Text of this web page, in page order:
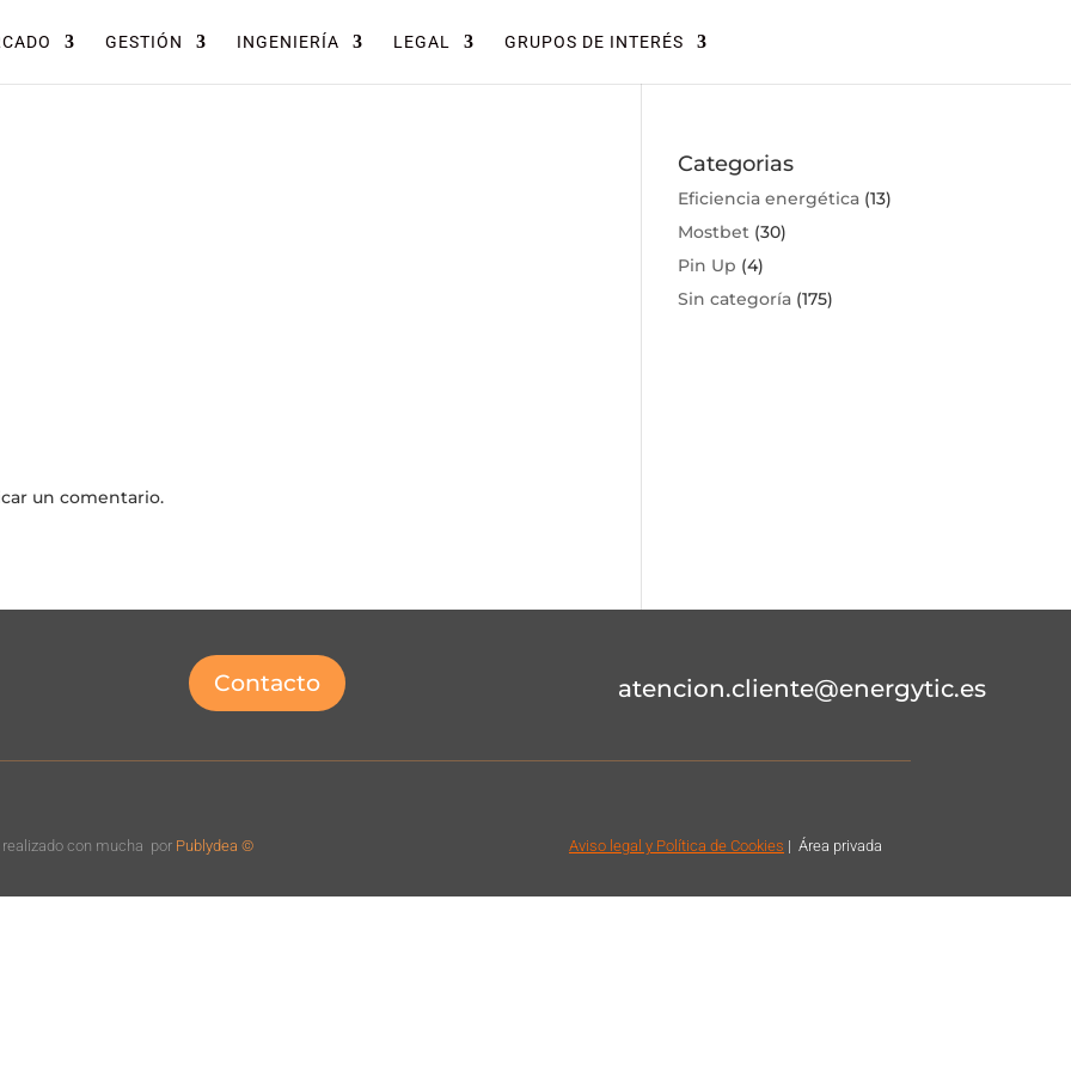
GESTIÓN INGENIERÍA LEGAL GRUPOS DE INTERÉS
un comentario.
Categorias
Eficiencia energética (13)
Mostbet (30)
Pin Up (4)
Sin categoría (175)
Contacto atencion.cliente@energytic.es
con mucha por Publydea © Aviso legal y Política de Cookies | Área privada